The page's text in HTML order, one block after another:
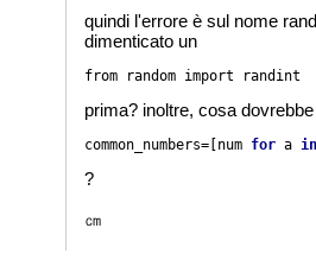
quindi l'errore è sul nome
dimenticato un
from random import randint
prima? inoltre, cosa
common_numbers=[num for a in
?
㎝